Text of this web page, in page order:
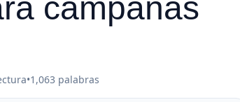
campañas
•1,063 palabras